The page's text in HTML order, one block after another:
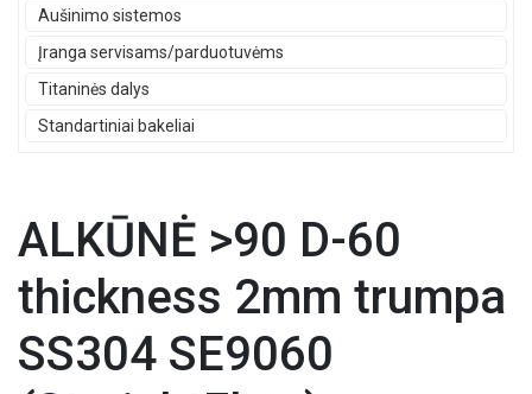
Aušinimo sistemos
Įranga servisams/parduotuvėms
Titaninės dalys
Standartiniai bakeliai
ALKŪNĖ >90 D-60
thickness 2mm trumpa
SS304 SE9060